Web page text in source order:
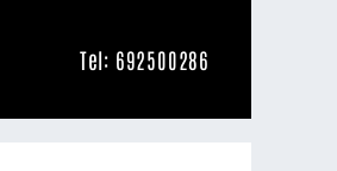
Tel: 692500286